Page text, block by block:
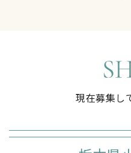
現在募集し